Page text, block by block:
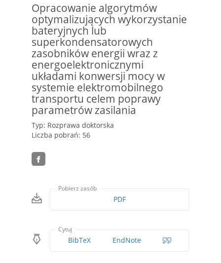
Opracowanie algorytmów
optymalizujących wykorzystanie
bateryjnych lub
superkondensatorowych
zasobników energii wraz z
energoelektronicznymi
układami konwersji mocy w
systemie elektromobilnego
transportu celem poprawy
parametrów zasilania
Typ: Rozprawa doktorska
Liczba pobrań: 56
Pobierz zasób
PDF
Cytuj
BibTeX EndNote